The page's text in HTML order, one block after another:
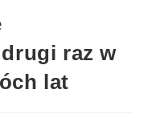
raz w
lat